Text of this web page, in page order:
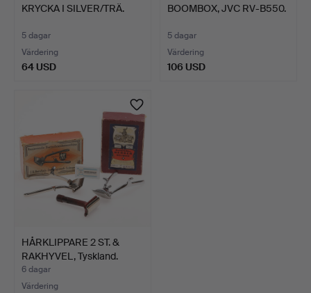
KRYCKA I SILVER/TRÄ.
5 dagar
Värdering
64 USD
BOOMBOX, JVC RV-B550.
5 dagar
Värdering
106 USD
HÅRKLIPPARE 2 ST. &
RAKHYVEL, Tyskland.
6 dagar
Värdering